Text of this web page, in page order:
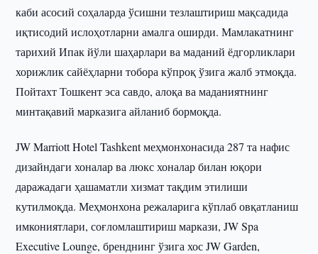
каби асосий соҳаларда ўсишни тезлаштириш мақсадида
иқтисодий ислоҳотларни амалга оширди. Мамлакатнинг
тарихий Ипак йўли шаҳарлари ва маданий ёдгорликлари
хорижлик сайёҳларни тобора кўпроқ ўзига жалб этмоқда.
Пойтахт Тошкент эса савдо, алоқа ва маданиятнинг
минтақавий марказига айланиб бормоқда.
JW Marriott Hotel Tashkent меҳмонхонасида 287 та нафис
дизайндаги хоналар ва люкс хоналар билан юқори
даражадаги ҳашаматли хизмат тақдим этилиши
кутилмоқда. Меҳмонхона режаларига кўплаб овқатланиш
имкониятлари, соғломлаштириш маркази, JW Spa
Executive Lounge, бренднинг ўзига хос JW Garden,